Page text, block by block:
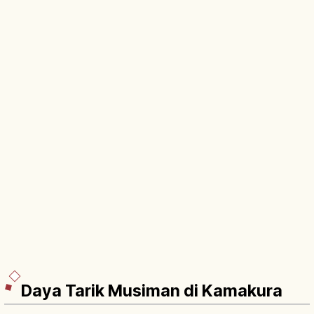
Daya Tarik Musiman di Kamakura